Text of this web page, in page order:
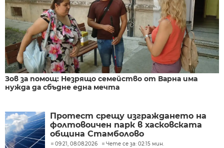
Зов за помощ: Незрящо семейство от Варна има
нужда да сбъдне една мечта
Протест срещу изграждането на
фолтовоичен парк в хасковската
община Стамболово
09:21, 08.08.2026 Чете се за: 02:15 мин.